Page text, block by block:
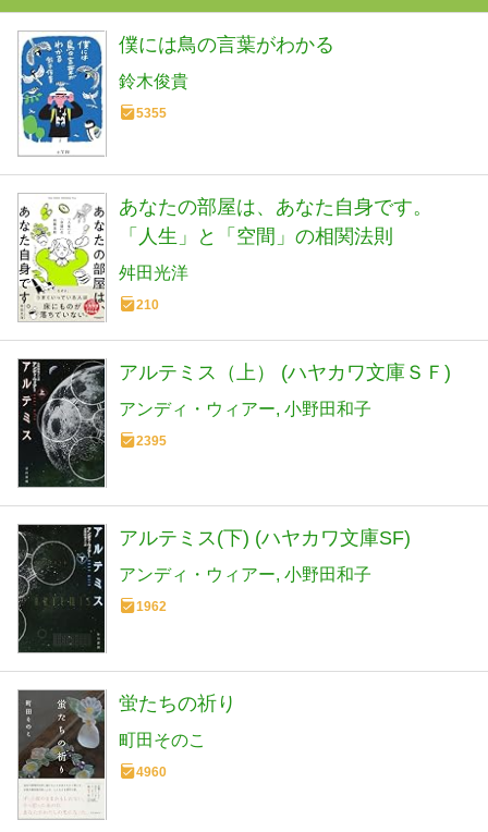
僕には鳥の言葉がわかる
鈴木俊貴
5355
あなたの部屋は、あなた自身です。
「人生」と「空間」の相関法則
舛田光洋
210
アルテミス（上） (ハヤカワ文庫ＳＦ)
アンディ・ウィアー 小野田和子
2395
アルテミス(下) (ハヤカワ文庫SF)
アンディ・ウィアー 小野田和子
1962
蛍たちの祈り
町田そのこ
4960